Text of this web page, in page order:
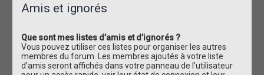
Amis et ignorés
Que sont mes listes d’amis et d’ignorés ?
Vous pouvez utiliser ces listes pour organiser les autres
membres du forum. Les membres ajoutés à votre liste
d’amis seront affichés dans votre panneau de l’utilisateur